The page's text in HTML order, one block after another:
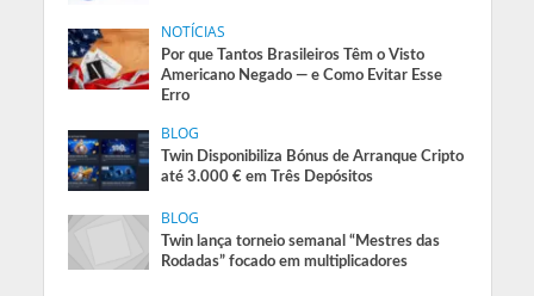
NOTÍCIAS
Por que Tantos Brasileiros Têm o Visto
Americano Negado — e Como Evitar Esse
Erro
BLOG
Twin Disponibiliza Bónus de Arranque Cripto
até 3.000 € em Três Depósitos
BLOG
Twin lança torneio semanal “Mestres das
Rodadas” focado em multiplicadores